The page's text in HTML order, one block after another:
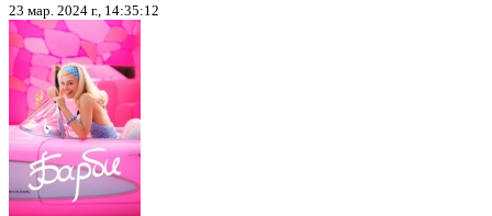
23 мар. 2024 г., 14:35:12